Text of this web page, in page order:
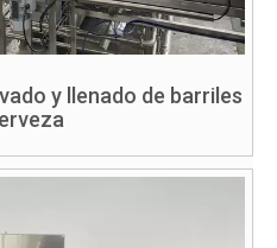
y llenado de barriles